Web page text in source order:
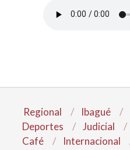
Regional Ibagué
Deportes
Judicial
Café
Internacional